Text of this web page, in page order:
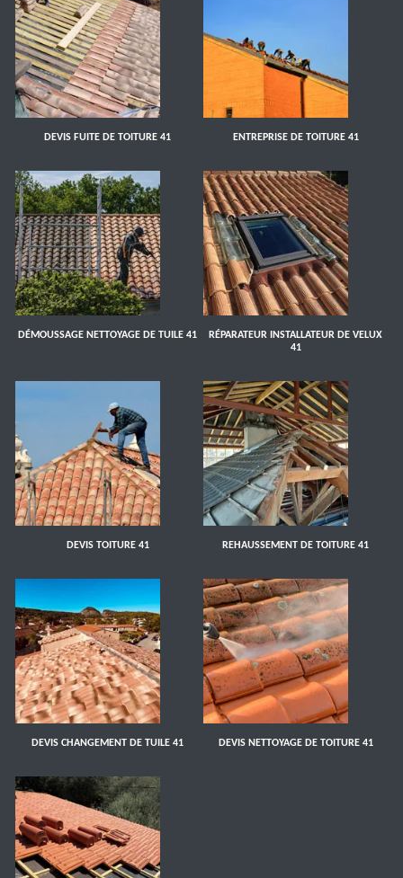
DEVIS FUITE DE TOITURE 41 ENTREPRISE DE TOITURE 41
DÉMOUSSAGE NETTOYAGE DE TUILE 41
RÉPARATEUR INSTALLATEUR DE VELUX
41
DEVIS TOITURE 41 REHAUSSEMENT DE TOITURE 41
DEVIS CHANGEMENT DE TUILE 41 DEVIS NETTOYAGE DE TOITURE 41